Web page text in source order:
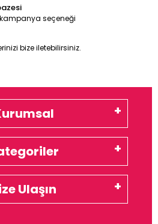
seçeneği
bize iletebilirsiniz.
Ulaşın